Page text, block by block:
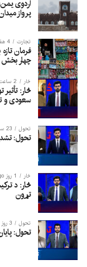
اردوی
پرواز
تجارت 4 هفته ago
چهار بخش
څار 2 ساعت ago
څار:
سعودی و
تحول 23 ساعت ago
تحول:
څار 1 روز ago
څار: د
تړون
تحول 3 روز ago
تحول: